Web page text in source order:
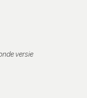
versie